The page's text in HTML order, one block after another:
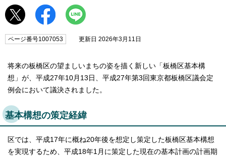
ページ番号1007053 更新日 2026年3月11日
将来の板橋区の望ましいまちの姿を描く新しい「板橋区基本構
想」が、平成27年10月13日、平成27年第3回東京都板橋区議会定
例会において議決されました。
基本構想の策定経緯
区では、平成17年に概ね20年後を想定し策定した板橋区基本構想
を実現するため、平成18年1月に策定した現在の基本計画の計画期